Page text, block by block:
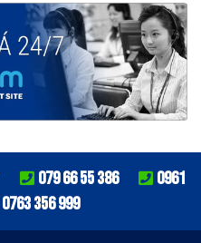
079 66 55 386
0961
0763 356 999